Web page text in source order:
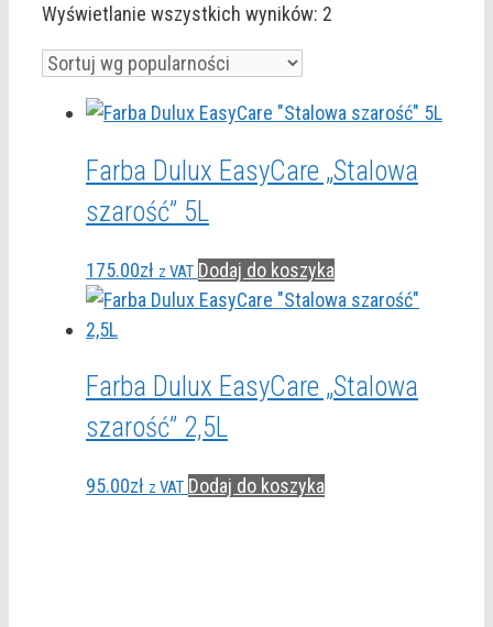
Wyświetlanie wszystkich wyników: 2
Farba Dulux EasyCare „Stalowa
szarość” 5L
175.00zł z VAT Dodaj do koszyka
Farba Dulux EasyCare „Stalowa
szarość” 2,5L
95.00zł z VAT Dodaj do koszyka